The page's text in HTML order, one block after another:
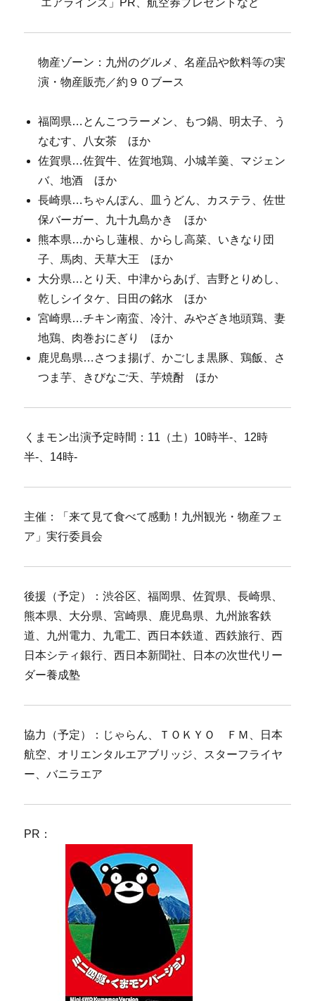
エアラインズ」PR、航空券プレゼントなど
物産ゾーン：九州のグルメ、名産品や飲料等の実
演・物産販売／約９０ブース
福岡県…とんこつラーメン、もつ鍋、明太子、う
なむす、八女茶 ほか
佐賀県…佐賀牛、佐賀地鶏、小城羊羹、マジェン
バ、地酒 ほか
長崎県…ちゃんぽん、皿うどん、カステラ、佐世
保バーガー、九十九島かき ほか
熊本県…からし蓮根、からし高菜、いきなり団
子、馬肉、天草大王 ほか
大分県…とり天、中津からあげ、吉野とりめし、
乾しシイタケ、日田の銘水 ほか
宮崎県…チキン南蛮、冷汁、みやざき地頭鶏、妻
地鶏、肉巻おにぎり ほか
鹿児島県…さつま揚げ、かごしま黒豚、鶏飯、さ
つま芋、きびなご天、芋焼酎 ほか
くまモン出演予定時間：11（土）10時半-、12時
半-、14時-
主催：「来て見て食べて感動！九州観光・物産フェ
ア」実行委員会
後援（予定）：渋谷区、福岡県、佐賀県、長崎県、
熊本県、大分県、宮崎県、鹿児島県、九州旅客鉄
道、九州電力、九電工、西日本鉄道、西鉄旅行、西
日本シティ銀行、西日本新聞社、日本の次世代リー
ダー養成塾
協力（予定）：じゃらん、ＴＯＫＹＯ ＦＭ、日本
航空、オリエンタルエアブリッジ、スターフライヤ
ー、バニラエア
PR：